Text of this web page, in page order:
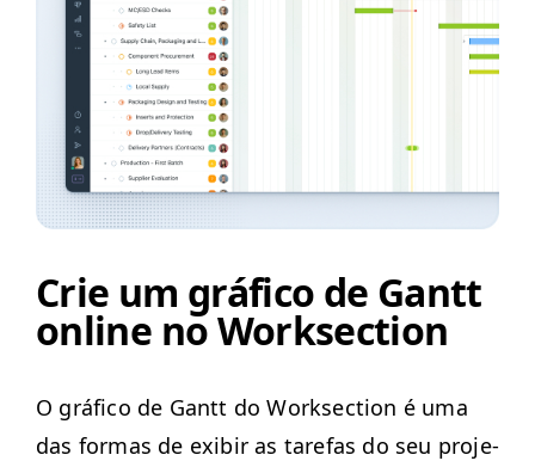
Crie um gráfico de Gantt
online no Worksection
O grá­fi­co de Gantt do Work­sec­tion é uma
das for­mas de exibir as tare­fas do seu pro­je­